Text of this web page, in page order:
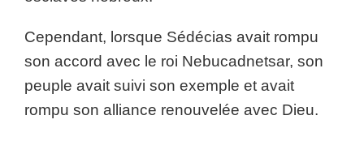
Cependant, lorsque Sédécias avait rompu
son accord avec le roi Nebucadnetsar, son
peuple avait suivi son exemple et avait
rompu son alliance renouvelée avec Dieu.